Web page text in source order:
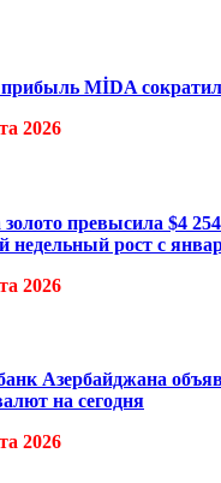
MİDA
2026
превысила $4
недельный рост с
2026
Азербайджана
на сегодня
2026